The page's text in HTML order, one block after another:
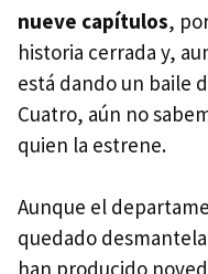
nueve capítulos,
historia cerrada y,
está dando un baile
Cuatro, aún no
quien la estrene.
Aunque el
quedado